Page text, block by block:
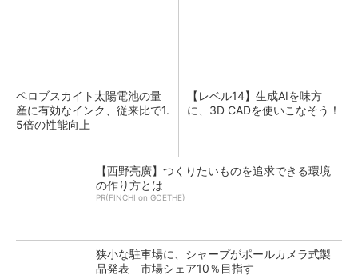
ペロブスカイト太陽電池の量
産に有効なインク、従来比で1.
5倍の性能向上
【レベル14】生成AIを味方
に、3D CADを使いこなそう！
【西野亮廣】つくりたいものを追求できる環境
の作り方とは
PR(FINCHI on GOETHE)
狭小な駐車場に、シャープがポールカメラ式製
品発表 市場シェア10％目指す